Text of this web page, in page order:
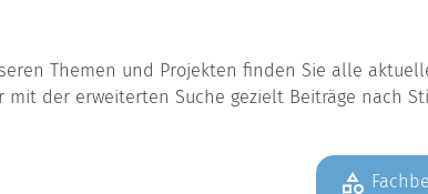
Themen und Projekten finden Sie alle
mit der erweiterten Suche gezielt Beiträge nach